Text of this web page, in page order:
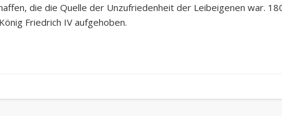
die die Quelle der Unzufriedenheit der Leibeigenen war.
Friedrich IV aufgehoben.